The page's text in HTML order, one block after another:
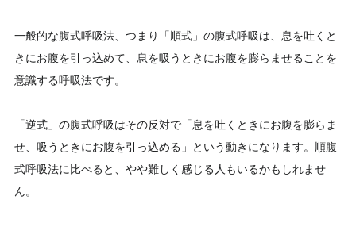
一般的な腹式呼吸法、つまり「順式」の腹式呼吸は、息を吐くと
きにお腹を引っ込めて、息を吸うときにお腹を膨らませることを
意識する呼吸法です。
「逆式」の腹式呼吸はその反対で「息を吐くときにお腹を膨らま
せ、吸うときにお腹を引っ込める」という動きになります。順腹
式呼吸法に比べると、やや難しく感じる人もいるかもしれませ
ん。